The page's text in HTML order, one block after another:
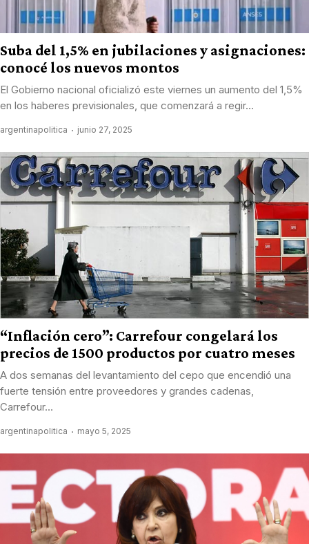
Suba del 1,5% en jubilaciones y asignaciones:
conocé los nuevos montos
El Gobierno nacional oficializó este viernes un aumento del 1,5%
en los haberes previsionales, que comenzará a regir...
argentinapolitica junio 27, 2025
“Inflación cero”: Carrefour congelará los
precios de 1500 productos por cuatro meses
A dos semanas del levantamiento del cepo que encendió una
fuerte tensión entre proveedores y grandes cadenas,
Carrefour...
argentinapolitica mayo 5, 2025